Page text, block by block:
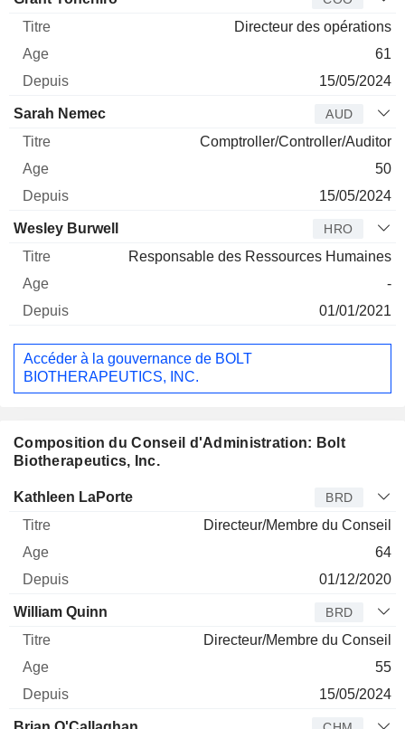
Directeur des opérations
61
15/05/2024
Sarah Nemec AUD
Comptroller/Controller/Auditor
50
15/05/2024
Wesley Burwell HRO
Responsable des Ressources Humaines
-
01/01/2021
Accéder à la gouvernance de BOLT
BIOTHERAPEUTICS, INC.
Composition du Conseil d'Administration: Bolt
Biotherapeutics, Inc.
Administrateur Titre
Kathleen LaPorte BRD
Directeur/Membre du Conseil
64
01/12/2020
William Quinn BRD
Directeur/Membre du Conseil
55
15/05/2024